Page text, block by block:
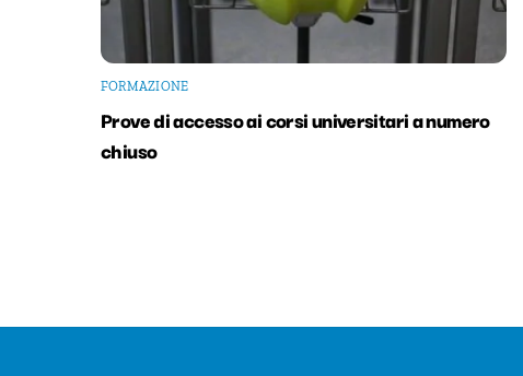
FORMAZIONE
Prove di accesso ai corsi universitari a numero
chiuso